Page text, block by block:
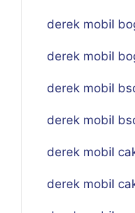
derek mobil
derek mobil
derek mobil
derek mobil
derek mobil
derek mobil